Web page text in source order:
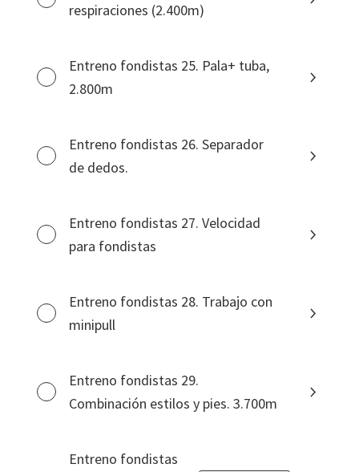
respiraciones (2.400m)
Entreno fondistas 25. Pala+ tuba,
2.800m
Entreno fondistas 26. Separador
de dedos.
Entreno fondistas 27. Velocidad
para fondistas
Entreno fondistas 28. Trabajo con
minipull
Entreno fondistas 29.
Combinación estilos y pies. 3.700m
Entreno fondistas